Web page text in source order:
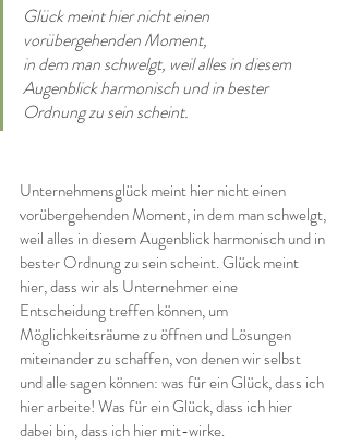
Glück meint hier nicht einen
vorübergehenden Moment,
in dem man schwelgt, weil alles in diesem
Augenblick harmonisch und in bester
Ordnung zu sein scheint.
Unternehmensglück meint hier nicht einen
vorübergehenden Moment, in dem man schwelgt,
weil alles in diesem Augenblick harmonisch und in
bester Ordnung zu sein scheint. Glück meint
hier, dass wir als Unternehmer eine
Entscheidung treffen können, um
Möglichkeitsräume zu öffnen und Lösungen
miteinander zu schaffen, von denen wir selbst
und alle sagen können: was für ein Glück, dass ich
hier arbeite! Was für ein Glück, dass ich hier
dabei bin, dass ich hier mit-wirke.